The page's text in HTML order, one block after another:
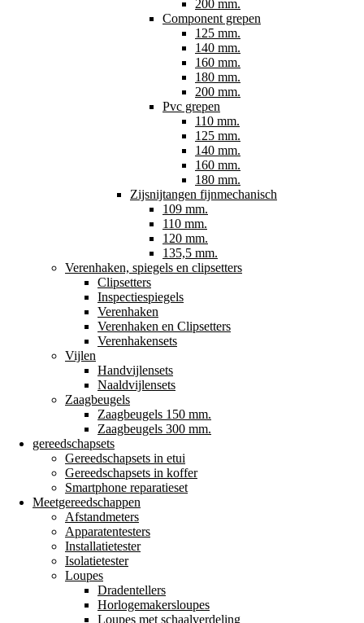
200 mm.
Component grepen
125 mm.
140 mm.
160 mm.
180 mm.
200 mm.
Pvc grepen
110 mm.
125 mm.
140 mm.
160 mm.
180 mm.
Zijsnijtangen fijnmechanisch
109 mm.
110 mm.
120 mm.
135,5 mm.
Verenhaken, spiegels en clipsetters
Clipsetters
Inspectiespiegels
Verenhaken
Verenhaken en Clipsetters
Verenhakensets
Vijlen
Handvijlensets
Naaldvijlensets
Zaagbeugels
Zaagbeugels 150 mm.
Zaagbeugels 300 mm.
gereedschapsets
Gereedschapsets in etui
Gereedschapsets in koffer
Smartphone reparatieset
Meetgereedschappen
Afstandmeters
Apparatentesters
Installatietester
Isolatietester
Loupes
Dradentellers
Horlogemakersloupes
Loupes met schaalverdeling